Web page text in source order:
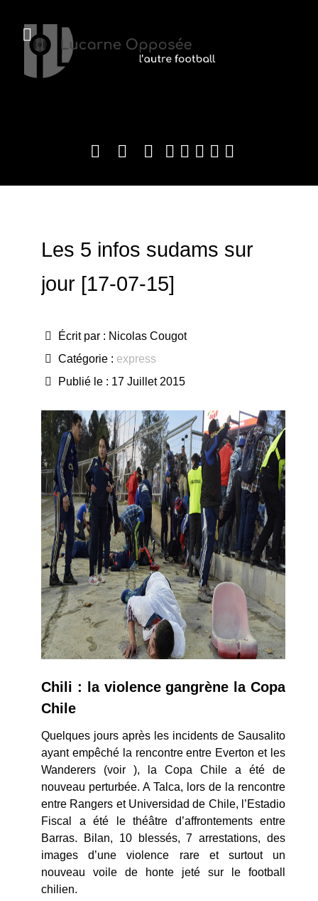
Les 5 infos sudams sur
jour [17-07-15]
Écrit par : Nicolas Cougot
Catégorie : express
Publié le : 17 Juillet 2015
Chili : la violence gangrène la Copa
Chile
Quelques jours après les incidents de Sausalito
ayant empêché la rencontre entre Everton et les
Wanderers (voir ), la Copa Chile a été de
nouveau perturbée. A Talca, lors de la rencontre
entre Rangers et Universidad de Chile, l’Estadio
Fiscal a été le théâtre d’affrontements entre
Barras. Bilan, 10 blessés, 7 arrestations, des
images d’une violence rare et surtout un
nouveau voile de honte jeté sur le football
chilien.